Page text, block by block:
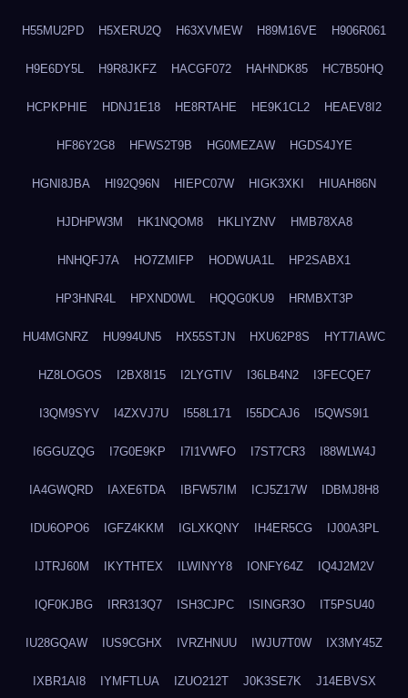
H55MU2PD H5XERU2Q H63XVMEW H89M16VE H906R061
H9E6DY5L H9R8JKFZ HACGF072 HAHNDK85 HC7B50HQ
HCPKPHIE HDNJ1E18 HE8RTAHE HE9K1CL2 HEAEV8I2
HF86Y2G8 HFWS2T9B HG0MEZAW HGDS4JYE
HGNI8JBA HI92Q96N HIEPC07W HIGK3XKI HIUAH86N
HJDHPW3M HK1NQOM8 HKLIYZNV HMB78XA8
HNHQFJ7A HO7ZMIFP HODWUA1L HP2SABX1
HP3HNR4L HPXND0WL HQQG0KU9 HRMBXT3P
HU4MGNRZ HU994UN5 HX55STJN HXU62P8S HYT7IAWC
HZ8LOGOS I2BX8I15 I2LYGTIV I36LB4N2 I3FECQE7
I3QM9SYV I4ZXVJ7U I558L171 I55DCAJ6 I5QWS9I1
I6GGUZQG I7G0E9KP I7I1VWFO I7ST7CR3 I88WLW4J
IA4GWQRD IAXE6TDA IBFW57IM ICJ5Z17W IDBMJ8H8
IDU6OPO6 IGFZ4KKM IGLXKQNY IH4ER5CG IJ00A3PL
IJTRJ60M IKYTHTEX ILWINYY8 IONFY64Z IQ4J2M2V
IQF0KJBG IRR313Q7 ISH3CJPC ISINGR3O IT5PSU40
IU28GQAW IUS9CGHX IVRZHNUU IWJU7T0W IX3MY45Z
IXBR1AI8 IYMFTLUA IZUO212T J0K3SE7K J14EBVSX